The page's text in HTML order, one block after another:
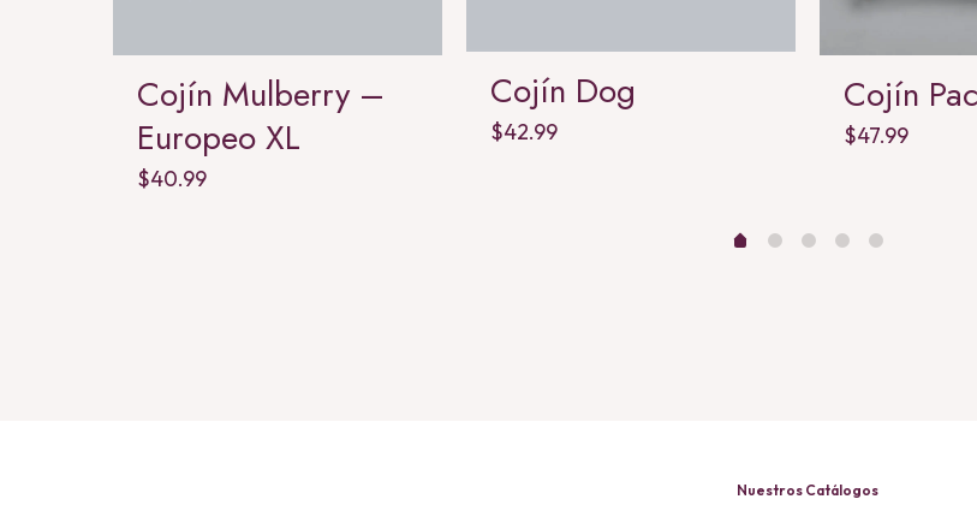
Cojín Mulberry –
Europeo XL
$40.99
Cojín Dog
$42.99
Cojín
$47.99
Nuestros Catálogos